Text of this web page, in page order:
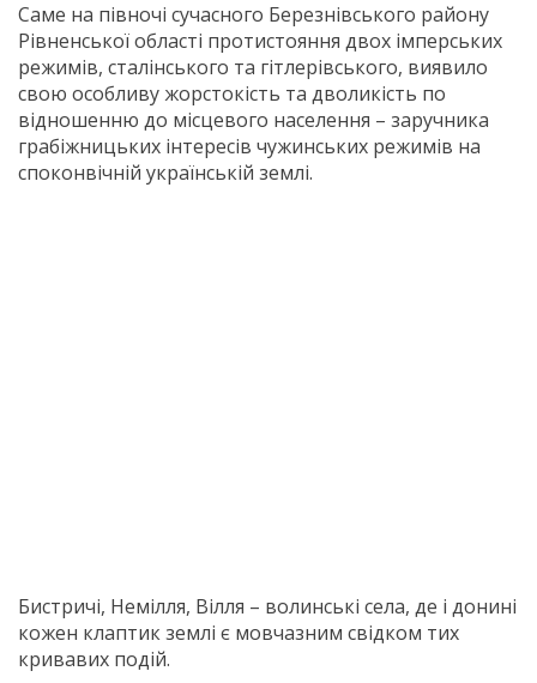
Саме на півночі сучасного Березнівського району
Рівненської області протистояння двох імперських
режимів, сталінського та гітлерівського, виявило
свою особливу жорстокість та дволикість по
відношенню до місцевого населення – заручника
грабіжницьких інтересів чужинських режимів на
споконвічній українській землі.
Бистричі, Немілля, Вілля – волинські села, де і донині
кожен клаптик землі є мовчазним свідком тих
кривавих подій.